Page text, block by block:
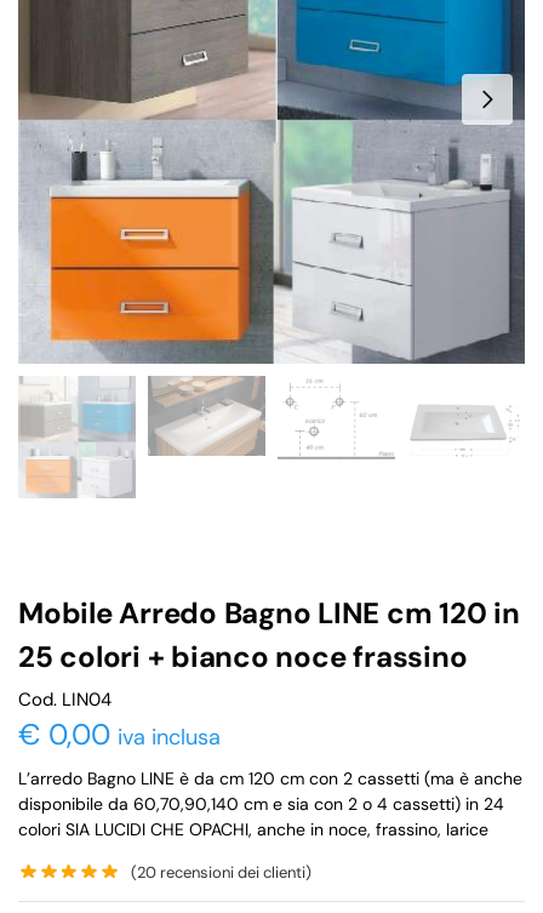
Mobile Arredo Bagno LINE cm 120 in
25 colori + bianco noce frassino
Cod. LIN04
€ 0,00 iva inclusa
L’arredo Bagno LINE è da cm 120 cm con 2 cassetti (ma è anche
disponibile da 60,70,90,140 cm e sia con 2 o 4 cassetti) in 24
colori SIA LUCIDI CHE OPACHI, anche in noce, frassino, larice
(20 recensioni dei clienti)